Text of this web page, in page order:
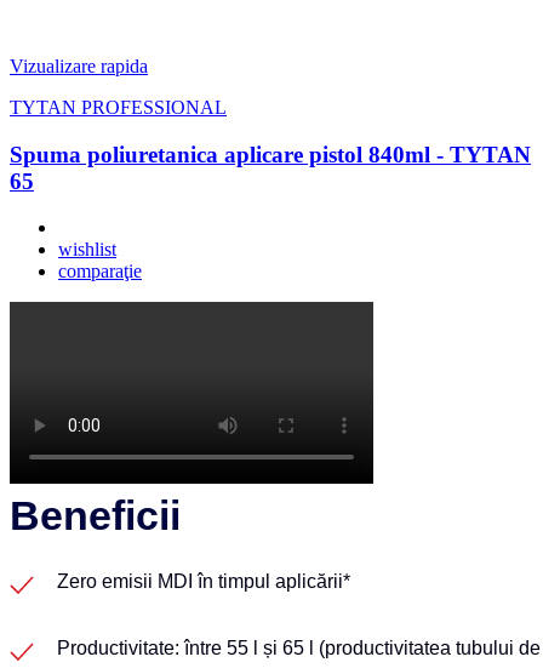
Vizualizare rapida
TYTAN PROFESSIONAL
Spuma poliuretanica aplicare pistol 840ml - TYTAN
65
wishlist
comparaţie
Beneficii
Zero emisii MDI în timpul aplicării*
Productivitate: între 55 l și 65 l (productivitatea tubului